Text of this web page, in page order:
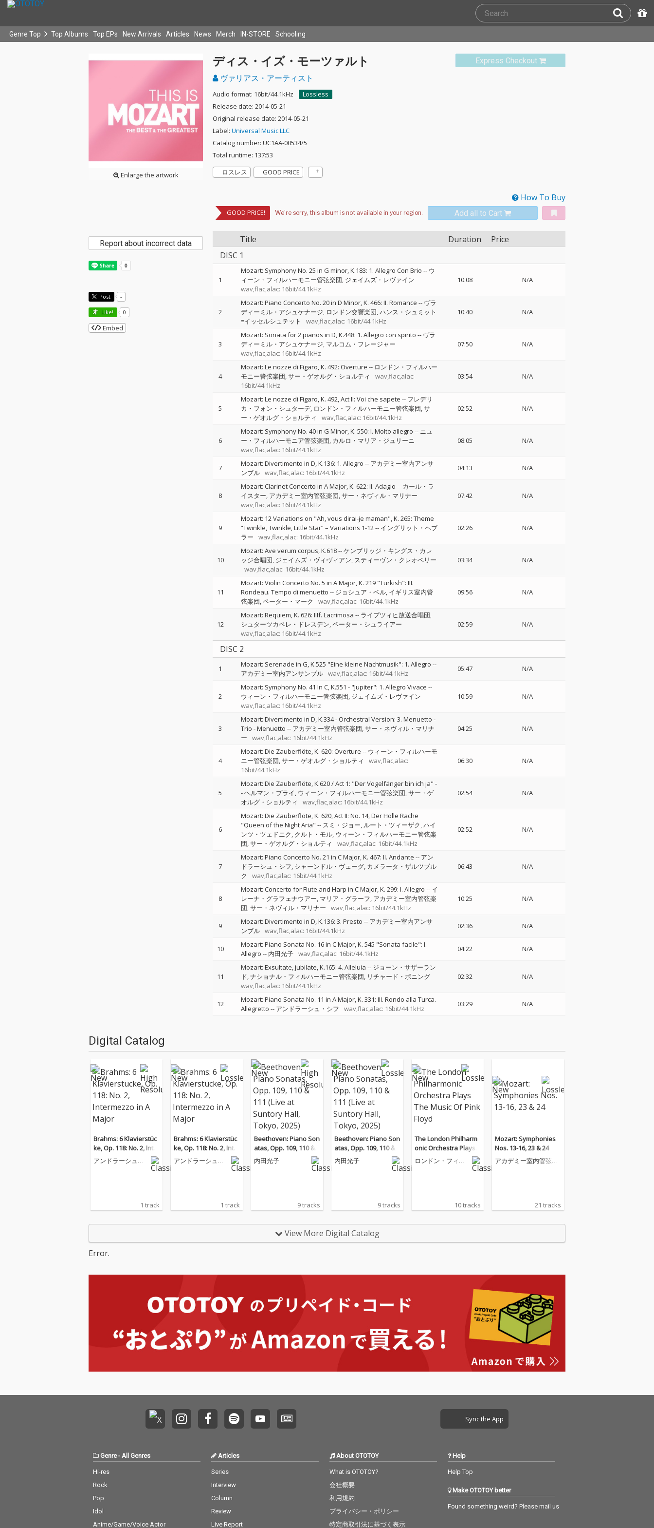
Genre Top Top Albums Top EPs New Arrivals Articles News Merch IN-STORE Schooling
Enlarge the artwork
Express Checkout
ディス・イズ・モーツァルト
ヴァリアス・アーティスト
Audio format: 16bit/44.1kHz
Lossless
Release date: 2014-05-21
Original release date: 2014-05-21
Label: Universal Music LLC
Catalog number: UC1AA-00534/5
Total runtime: 137:53
ロスレス
GOOD PRICE
How To Buy
GOOD PRICE! Add all to Cart
Title Duration
Price
DISC 1
1
Mozart: Symphony No. 25 in G minor, K.183: 1. Allegro Con Brio -- ウ
ィーン・フィルハーモニー管弦楽団 ジェイムズ・レヴァイン
wav,flac,alac: 16bit/44.1kHz
10:08 N/A
2
Mozart: Piano Concerto No. 20 in D Minor, K. 466: II. Romance -- ヴラ
ディーミル・アシュケナージ ロンドン交響楽団 ハンス・シュミット
=イッセルシュテット
wav,flac,alac: 16bit/44.1kHz
10:40 N/A
3
Mozart: Sonata for 2 pianos in D, K.448: 1. Allegro con spirito -- ヴラ
ディーミル・アシュケナージ マルコム・フレージャー
wav,flac,alac: 16bit/44.1kHz
07:50 N/A
4
Mozart: Le nozze di Figaro, K. 492: Overture -- ロンドン・フィルハー
モニー管弦楽団 サー・ゲオルグ・ショルティ
wav,flac,alac:
16bit/44.1kHz
03:54 N/A
5
Mozart: Le nozze di Figaro, K. 492, Act II: Voi che sapete -- フレデリ
カ・フォン・シュターデ ロンドン・フィルハーモニー管弦楽団 サ
ー・ゲオルグ・ショルティ
wav,flac,alac: 16bit/44.1kHz
02:52 N/A
6
Mozart: Symphony No. 40 in G Minor, K. 550: I. Molto allegro -- ニュ
ー・フィルハーモニア管弦楽団 カルロ・マリア・ジュリーニ
wav,flac,alac: 16bit/44.1kHz
08:05 N/A
7 Mozart: Divertimento in D, K.136: 1. Allegro -- アカデミー室内アンサ
ンブル wav,flac,alac: 16bit/44.1kHz
04:13 N/A
8
Mozart: Clarinet Concerto in A Major, K. 622: II. Adagio -- カール・ラ
イスター アカデミー室内管弦楽団 サー・ネヴィル・マリナー
wav,flac,alac: 16bit/44.1kHz
07:42 N/A
9
Mozart: 12 Variations on "Ah, vous dirai-je maman", K. 265: Theme
“Twinkle, Twinkle, Little Star” – Variations 1-12-- イングリット・ヘブ
ラー
wav,flac,alac: 16bit/44.1kHz
02:26 N/A
10
Mozart: Ave verum corpus, K.618--ケンブリッジ・キングス・カレ
ッジ合唱団 ジェイムズ・ヴィヴィアン スティーヴン・クレオベリー
wav,flac,alac: 16bit/44.1kHz
03:34 N/A
11
Mozart: Violin Concerto No. 5 in A Major, K. 219 "Turkish": III.
Rondeau. Tempo di menuetto -- ジョシュア・ベル イギリス室内管
弦楽団 ペーター・マーク wav,flac,alac: 16bit/44.1kHz
09:56 N/A
12
Mozart: Requiem, K. 626: IIIf. Lacrimosa -- ライプツィヒ放送合唱団
シュターツカペレ・ドレスデン ペーター・シュライアー
wav,flac,alac: 16bit/44.1kHz
02:59 N/A
DISC 2
1 Mozart: Serenade in G, K.525 "Eine kleine Nachtmusik": 1. Allegro --
アカデミー室内アンサンブル wav,flac,alac: 16bit/44.1kHz
05:47 N/A
2
Mozart: Symphony No. 41 In C, K.551 - "Jupiter": 1. Allegro Vivace --
ウィーン・フィルハーモニー管弦楽団 ジェイムズ・レヴァイン
wav,flac,alac: 16bit/44.1kHz
10:59 N/A
3
Mozart: Divertimento in D, K.334 - Orchestral Version: 3. Menuetto -
Trio - Menuetto -- アカデミー室内管弦楽団 サー・ネヴィル・マリナ
ー
wav,flac,alac: 16bit/44.1kHz
04:25 N/A
4
Mozart: Die Zauberflöte, K. 620: Overture -- ウィーン・フィルハーモ
ニー管弦楽団 サー・ゲオルグ・ショルティ
wav,flac,alac:
16bit/44.1kHz
06:30 N/A
5
Mozart: Die Zauberflöte, K.620 / Act 1: "Der Vogelfänger bin ich ja" -
-ヘルマン・プライ ウィーン・フィルハーモニー管弦楽団 サー・ゲ
オルグ・ショルティ
wav,flac,alac: 16bit/44.1kHz
02:54 N/A
6
Mozart: Die Zauberflöte, K. 620, Act II: No. 14, Der Hölle Rache
"Queen of the Night Aria" -- スミ・ジョー ルート・ツィーザク ハイ
ンツ・ツェドニク クルト・モル ウィーン・フィルハーモニー管弦楽
団 サー・ゲオルグ・ショルティ wav,flac,alac: 16bit/44.1kHz
02:52 N/A
7
Mozart: Piano Concerto No. 21 in C Major, K. 467: II. Andante -- アン
ドラーシュ・シフ シャーンドル・ヴェーグ カメラータ・ザルツブル
ク
wav,flac,alac: 16bit/44.1kHz
06:43 N/A
8
Mozart: Concerto for Flute and Harp in C Major, K. 299: I. Allegro -- イ
レーナ・グラフェナウアー マリア・グラーフ アカデミー室内管弦楽
団 サー・ネヴィル・マリナー wav,flac,alac: 16bit/44.1kHz
10:25 N/A
9 Mozart: Divertimento in D, K.136: 3. Presto -- アカデミー室内アンサ
ンブル wav,flac,alac: 16bit/44.1kHz
02:36 N/A
10
Mozart: Piano Sonata No. 16 in C Major, K. 545 "Sonata facile": I.
Allegro -- 内田光子 wav,flac,alac: 16bit/44.1kHz
04:22 N/A
11
Mozart: Exsultate, jubilate, K.165: 4. Alleluia -- ジョーン・サザーラン
ド ナショナル・フィルハーモニー管弦楽団 リチャード・ボニング
wav,flac,alac: 16bit/44.1kHz
02:32 N/A
12
Mozart: Piano Sonata No. 11 in A Major, K. 331: III. Rondo alla Turca.
Allegretto -- アンドラーシュ・シフ wav,flac,alac: 16bit/44.1kHz
03:29 N/A
Report about incorrect data
Post -
Like! 0
Embed
Digital Catalog
Brahms: 6 Klavierstüc
ke, Op. 118: No. 2, Inter
mezzo in A Major
アンドラーシュ・
1 track
Brahms: 6 Klavierstüc
ke, Op. 118: No. 2, Inter
mezzo in A Major
アンドラーシュ・
1 track
Beethoven: Piano Son
atas, Opp. 109, 110 & 1
11 (Live at Suntory Hal
l, Tokyo, 2025)
内田光子
9 tracks
Beethoven: Piano Son
atas, Opp. 109, 110 & 1
11 (Live at Suntory Hal
l, Tokyo, 2025)
内田光子
9 tracks
The London Philharm
onic Orchestra Plays T
he Music Of Pink Floyd
ロンドン・フィル
10 tracks
Mozart: Symphonies
Nos. 13-16, 23 & 24
アカデミー室内管弦楽
21 tracks
View More Digital Catalog
Error.
Sync the App
Genre- All Genres
Hi-res
Rock
Pop
Idol
Anime/Game/Voice Actor
Articles
Series
Interview
Column
Review
Live Report
About OTOTOY
What is OTOTOY?
会社概要
利用規約
プライバシー・ポリシー
特定商取引法に基づく表示
Help
Help Top
Make OTOTOY better
Found something weird? Please mail us